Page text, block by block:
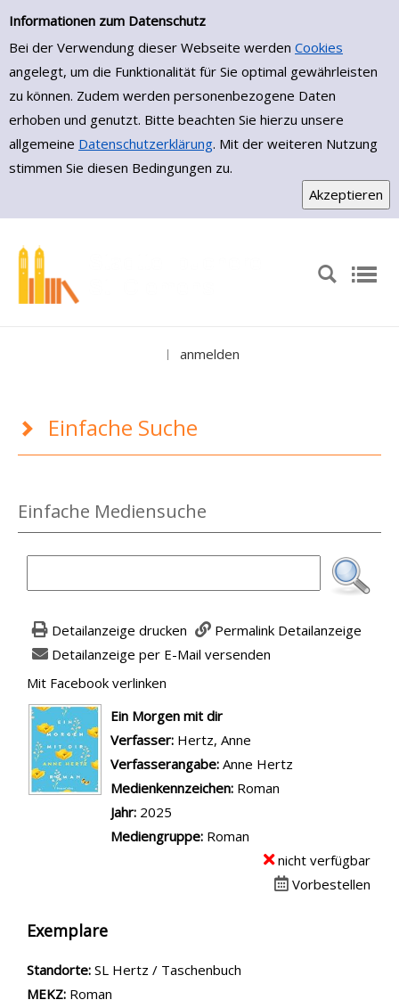
Einfache Suche
Informationen zum Datenschutz
Bei der Verwendung dieser Webseite werden Cookies
angelegt, um die Funktionalität für Sie optimal gewährleisten
zu können. Zudem werden personenbezogene Daten
erhoben und genutzt. Bitte beachten Sie hierzu unsere
allgemeine Datenschutzerklärung. Mit der weiteren Nutzung
stimmen Sie diesen Bedingungen zu.
Zur Detailanzeige springen
anmelden
Einfache Suche
Einfache Mediensuche
Detailanzeige drucken
Permalink Detailanzeige
Detailanzeige per E-Mail versenden
Mit Facebook verlinken
wird in neuem Tab geöffnet
Ein Morgen mit dir
Verfasser: Suche nach diesem Verfasser
Hertz, Anne
Verfasserangabe: Anne Hertz
Medienkennzeichen: Roman
Jahr: 2025
Mediengruppe: Roman
nicht verfügbar
Vorbestellen
Exemplare
Standorte: SL Hertz / Taschenbuch
MEKZ: Roman